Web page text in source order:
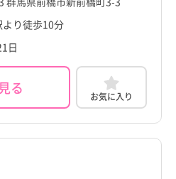
夜勤あり）
り徒歩10分
日
る お気に入り
夜勤あり）